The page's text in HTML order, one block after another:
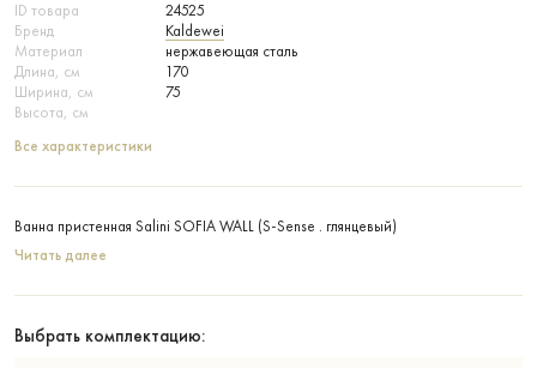
ID товара
24525
Бренд
Kaldewei
Материал
нержавеющая сталь
Длина, см
170
Ширина, см
75
Высота, см
Все характеристики
Ванна пристенная Salini SOFIA WALL (S-Sense . глянцевый)
Читать далее
Выбрать комплектацию: